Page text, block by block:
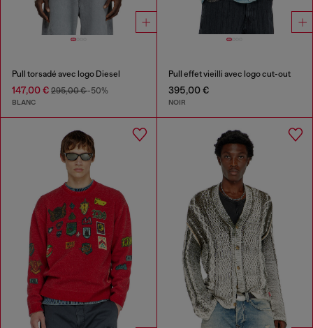
Pull torsadé avec logo Diesel
147,00 € 295,00 €-50%
BLANC
Pull effet vieilli avec logo cut-out
395,00 €
NOIR